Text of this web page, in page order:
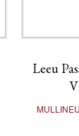
Leeu